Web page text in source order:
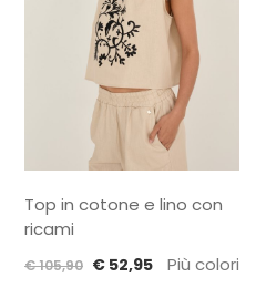
Top in cotone e lino con
ricami
€105,90 Il
€ 52,95Il
Più colori